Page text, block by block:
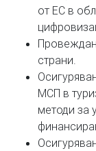
от ЕС в
страни.
МСП в
методи за